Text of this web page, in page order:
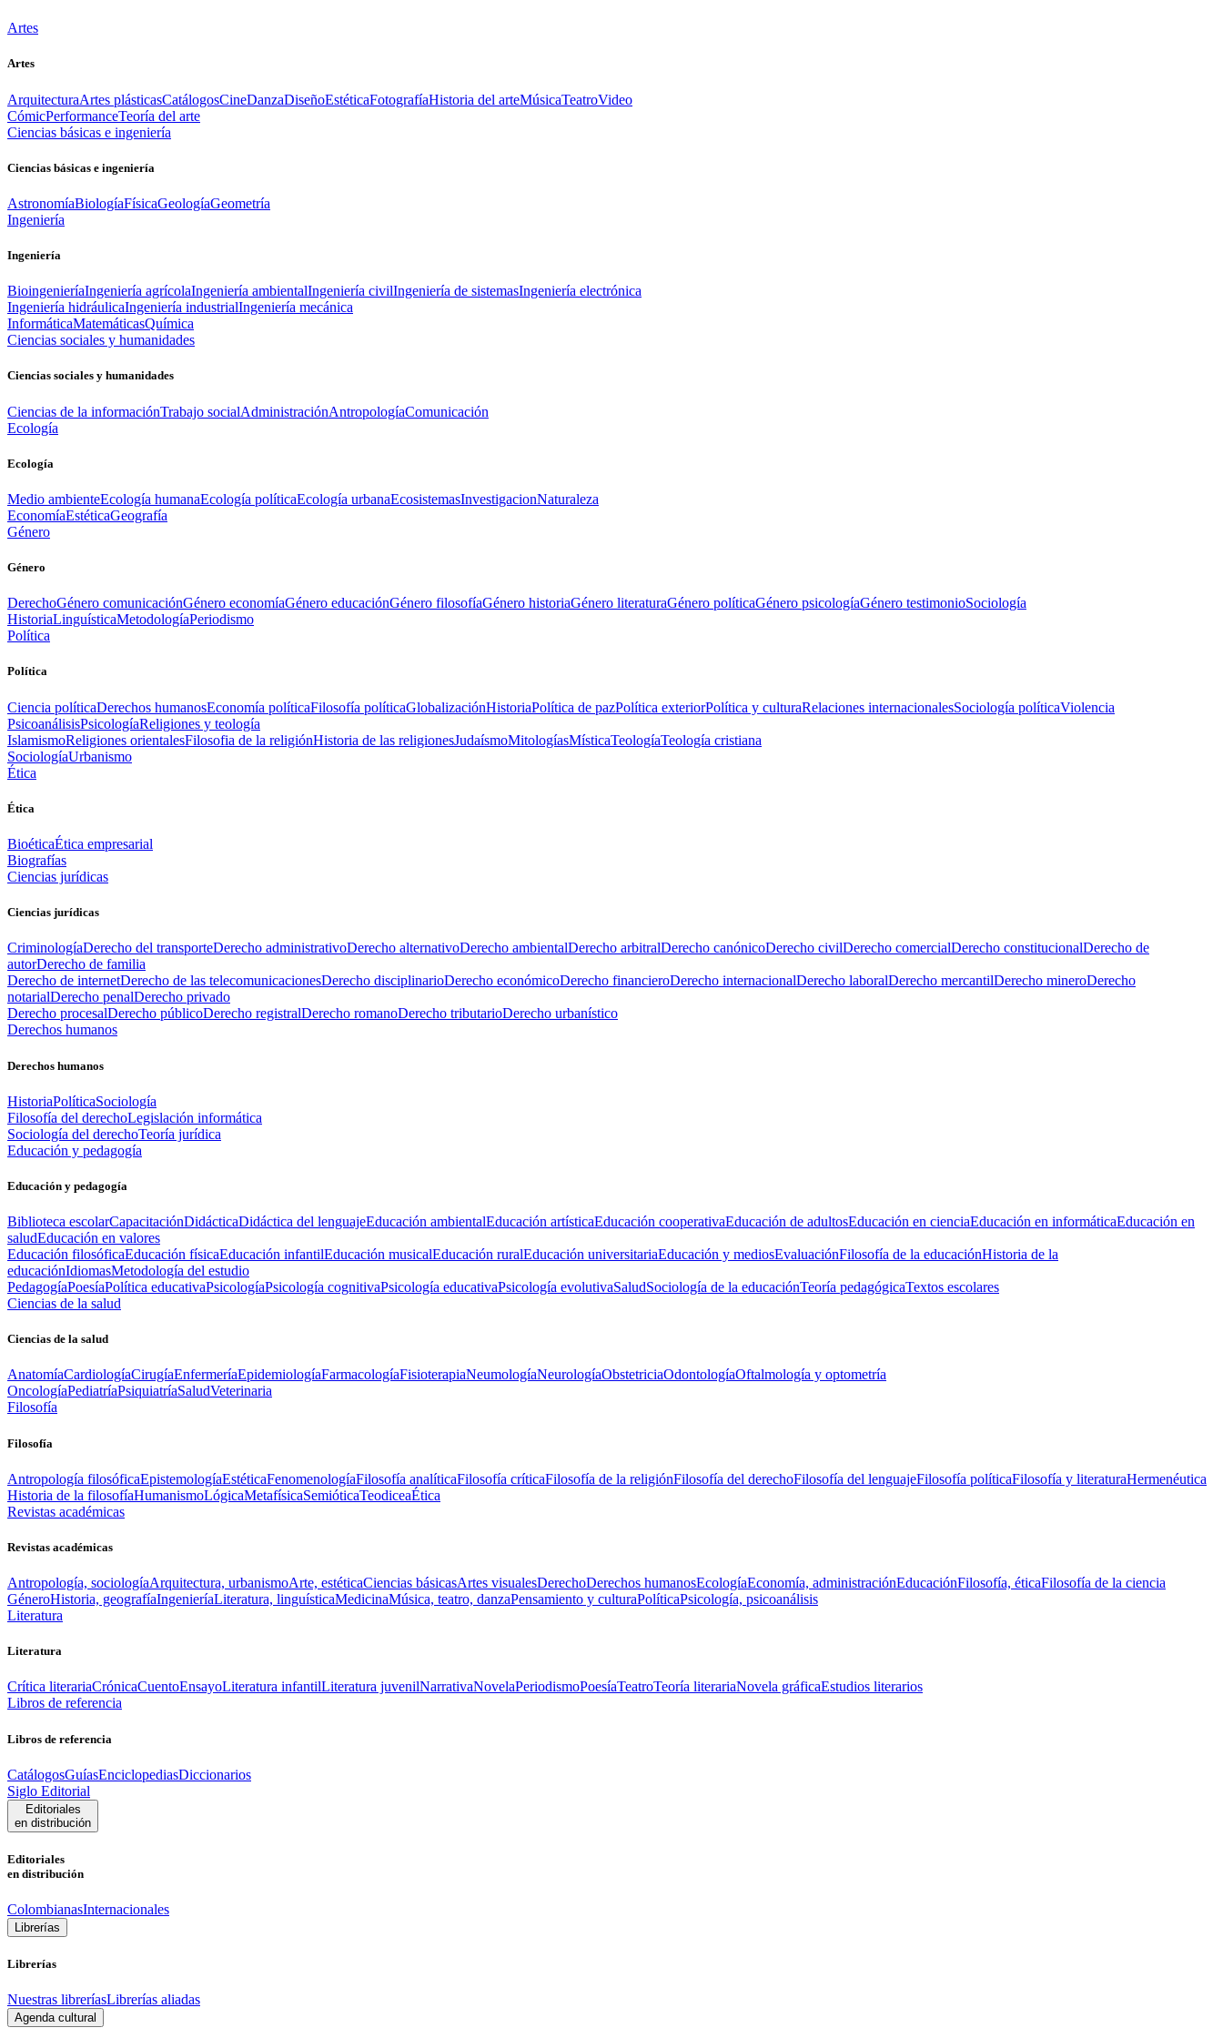
Artes
Artes
ArquitecturaArtes plásticasCatálogosCineDanzaDiseñoEstéticaFotografíaHistoria del arteMúsicaTeatroVideo
CómicPerformanceTeoría del arte
Ciencias básicas e ingeniería
Ciencias básicas e ingeniería
AstronomíaBiologíaFísicaGeologíaGeometría
Ingeniería
Ingeniería
BioingenieríaIngeniería agrícolaIngeniería ambientalIngeniería civilIngeniería de sistemasIngeniería electrónica
Ingeniería hidráulicaIngeniería industrialIngeniería mecánica
InformáticaMatemáticasQuímica
Ciencias sociales y humanidades
Ciencias sociales y humanidades
Ciencias de la informaciónTrabajo socialAdministraciónAntropologíaComunicación
Ecología
Ecología
Medio ambienteEcología humanaEcología políticaEcología urbanaEcosistemasInvestigacionNaturaleza
EconomíaEstéticaGeografía
Género
Género
DerechoGénero comunicaciónGénero economíaGénero educaciónGénero filosofíaGénero historiaGénero literaturaGénero políticaGénero psicologíaGénero testimonioSociología
HistoriaLinguísticaMetodologíaPeriodismo
Política
Política
Ciencia políticaDerechos humanosEconomía políticaFilosofía políticaGlobalizaciónHistoriaPolítica de pazPolítica exteriorPolítica y culturaRelaciones internacionalesSociología políticaViolencia
PsicoanálisisPsicologíaReligiones y teología
IslamismoReligiones orientalesFilosofia de la religiónHistoria de las religionesJudaísmoMitologíasMísticaTeologíaTeología cristiana
SociologíaUrbanismo
Ética
Ética
BioéticaÉtica empresarial
Biografías
Ciencias jurídicas
Ciencias jurídicas
CriminologíaDerecho del transporteDerecho administrativoDerecho alternativoDerecho ambientalDerecho arbitralDerecho canónicoDerecho civilDerecho comercialDerecho constitucionalDerecho de
autorDerecho de familia
Derecho de internetDerecho de las telecomunicacionesDerecho disciplinarioDerecho económicoDerecho financieroDerecho internacionalDerecho laboralDerecho mercantilDerecho mineroDerecho
notarialDerecho penalDerecho privado
Derecho procesalDerecho públicoDerecho registralDerecho romanoDerecho tributarioDerecho urbanístico
Derechos humanos
Derechos humanos
HistoriaPolíticaSociología
Filosofía del derechoLegislación informática
Sociología del derechoTeoría jurídica
Educación y pedagogía
Educación y pedagogía
Biblioteca escolarCapacitaciónDidácticaDidáctica del lenguajeEducación ambientalEducación artísticaEducación cooperativaEducación de adultosEducación en cienciaEducación en informáticaEducación en
saludEducación en valores
Educación filosóficaEducación físicaEducación infantilEducación musicalEducación ruralEducación universitariaEducación y mediosEvaluaciónFilosofía de la educaciónHistoria de la
educaciónIdiomasMetodología del estudio
PedagogíaPoesíaPolítica educativaPsicologíaPsicología cognitivaPsicología educativaPsicología evolutivaSaludSociología de la educaciónTeoría pedagógicaTextos escolares
Ciencias de la salud
Ciencias de la salud
AnatomíaCardiologíaCirugíaEnfermeríaEpidemiologíaFarmacologíaFisioterapiaNeumologíaNeurologíaObstetriciaOdontologíaOftalmología y optometría
OncologíaPediatríaPsiquiatríaSaludVeterinaria
Filosofía
Filosofía
Antropología filosóficaEpistemologíaEstéticaFenomenologíaFilosofía analíticaFilosofía críticaFilosofía de la religiónFilosofía del derechoFilosofía del lenguajeFilosofía políticaFilosofía y literaturaHermenéutica
Historia de la filosofíaHumanismoLógicaMetafísicaSemióticaTeodiceaÉtica
Revistas académicas
Revistas académicas
Antropología, sociologíaArquitectura, urbanismoArte, estéticaCiencias básicasArtes visualesDerechoDerechos humanosEcologíaEconomía, administraciónEducaciónFilosofía, éticaFilosofía de la ciencia
GéneroHistoria, geografíaIngenieríaLiteratura, linguísticaMedicinaMúsica, teatro, danzaPensamiento y culturaPolíticaPsicología, psicoanálisis
Literatura
Literatura
Crítica literariaCrónicaCuentoEnsayoLiteratura infantilLiteratura juvenilNarrativaNovelaPeriodismoPoesíaTeatroTeoría literariaNovela gráficaEstudios literarios
Libros de referencia
Libros de referencia
CatálogosGuíasEnciclopediasDiccionarios
Siglo Editorial
Editoriales
en distribución
Editoriales
en distribución
ColombianasInternacionales
Librerías
Librerías
Nuestras libreríasLibrerías aliadas
Agenda cultural